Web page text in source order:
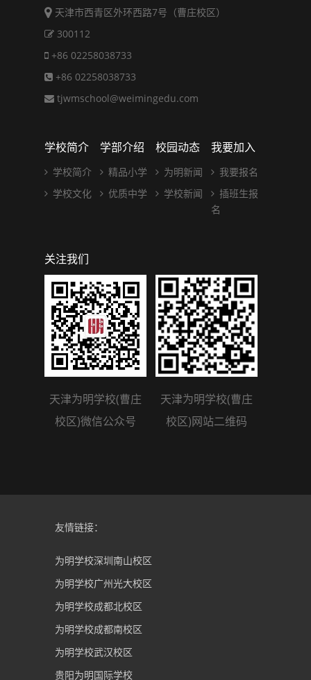
天津市西青区外环西路7号（曹庄校区）
300112
+86 02258038733
+86 02258038733
tjwmschool@weimingedu.com
学校简介
学校简介
学校文化
学部介绍
精品小学
优质中学
校园动态
为明新闻
学校新闻
我要加入
我要报名
插班生报
名
关注我们
天津为明学校(曹庄
校区)微信公众号
天津为明学校(曹庄
校区)网站二维码
友情链接：
为明学校深圳南山校区
为明学校广州光大校区
为明学校成都北校区
为明学校成都南校区
为明学校武汉校区
贵阳为明国际学校